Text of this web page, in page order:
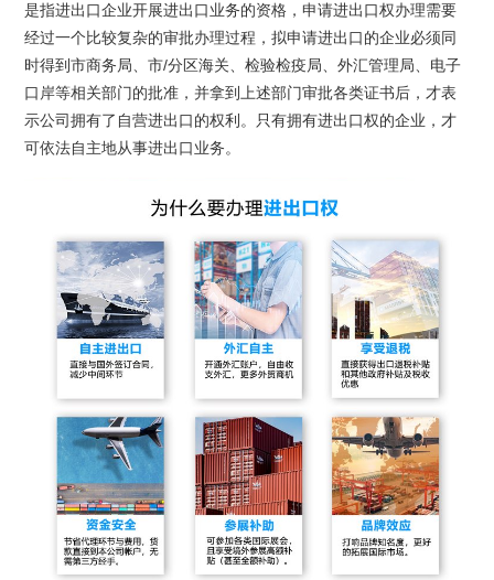
是指进出口企业开展进出口业务的资格，申请进出口权办理需要
经过一个比较复杂的审批办理过程，拟申请进出口的企业必须同
时得到市商务局、市/分区海关、检验检疫局、外汇管理局、电子
口岸等相关部门的批准，并拿到上述部门审批各类证书后，才表
示公司拥有了自营进出口的权利。只有拥有进出口权的企业，才
可依法自主地从事进出口业务。